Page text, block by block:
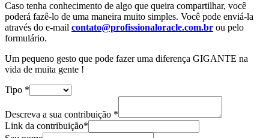
Caso tenha conhecimento de algo que queira compartilhar, você
poderá fazê-lo de uma maneira muito simples. Você pode enviá-la
através do e-mail contato@profissionaloracle.com.br ou pelo
formulário.
Um pequeno gesto que pode fazer uma diferença GIGANTE na
vida de muita gente !
Tipo *
Descreva a sua contribuição *
Link da contribuição*